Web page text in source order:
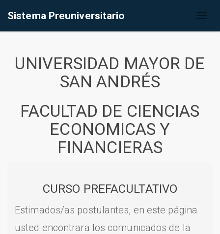
Sistema Preuniversitario
UNIVERSIDAD MAYOR DE
SAN ANDRÉS
FACULTAD DE CIENCIAS
ECONOMICAS Y
FINANCIERAS
CURSO PREFACULTATIVO
Estimados/as postulantes, en este página
usted encontrara los comunicados de la